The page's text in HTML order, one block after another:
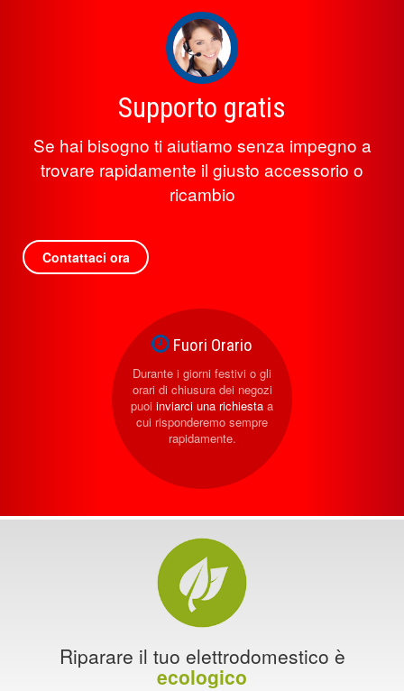
Supporto gratis
Se hai bisogno ti aiutiamo senza impegno a
trovare rapidamente il giusto accessorio o
ricambio
Contattaci ora
Fuori Orario
Durante i giorni festivi o gli
orari di chiusura dei negozi
puoi inviarci una richiesta a
cui risponderemo sempre
rapidamente.
Riparare il tuo elettrodomestico è
ecologico